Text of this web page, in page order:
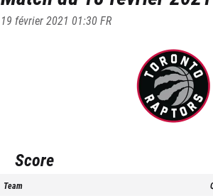
19 février 2021 01:30FR
Score
Team